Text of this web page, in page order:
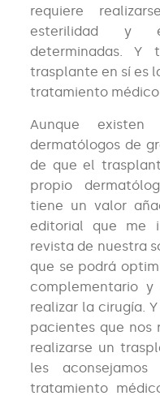
requiere
esterilidad y
determinadas. Y
trasplante en sí es
tratamiento
Aunque existen
dermatólogos de
de que el
propio
tiene un valor
editorial que me
revista de nuestra
que se podrá
complementario
realizar la cirugía.
pacientes que nos
realizarse un
les
tratamiento